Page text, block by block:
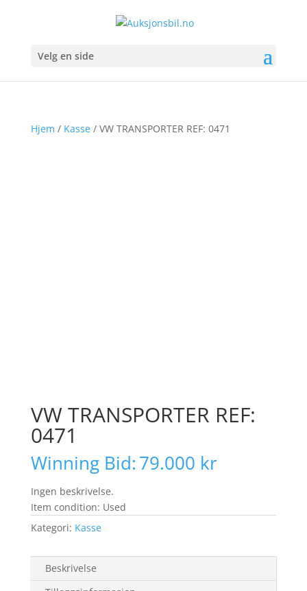
Velg en side
Hjem / Kasse/ VW TRANSPORTER REF: 0471
VW TRANSPORTER REF:
0471
Winning Bid:79.000 kr
Ingen beskrivelse.
Item condition: Used
Kategori: Kasse
Beskrivelse